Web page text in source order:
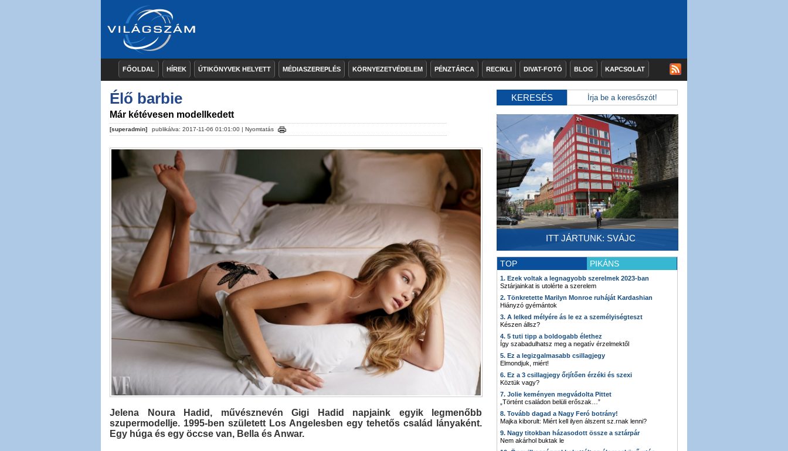
FŐOLDAL HÍREK ÚTIKÖNYVEK HELYETT MÉDIASZEREPLÉS KÖRNYEZETVÉDELEM PÉNZTÁRCA RECIKLI DIVAT-FOTÓ BLOG KAPCSOLAT
Élő barbie
Már kétévesen modellkedett
[superadmin] publikálva: 2017-11-06 01:01:00 | Nyomtatás
Jelena Noura Hadid, művésznevén Gigi Hadid napjaink egyik legmenőbb
szupermodellje. 1995-ben született Los Angelesben egy tehetős család lányaként.
Egy húga és egy öccse van, Bella és Anwar.
KERESÉS
ITT JÁRTUNK: SVÁJC
TOP PIKÁNS
1. Ezek voltak a legnagyobb szerelmek 2023-ban
Sztárjainkat is utolérte a szerelem
2. Tönkretette Marilyn Monroe ruháját Kardashian
Hiányzó gyémántok
3. A lelked mélyére ás le ez a személyiségteszt
Készen állsz?
4. 5 tuti tipp a boldogabb élethez
Így szabadulhatsz meg a negatív érzelmektől
5. Ez a legizgalmasabb csillagjegy
Elmondjuk, miért!
6. Ez a 3 csillagjegy őrjítően érzéki és szexi
Köztük vagy?
7. Jolie keményen megvádolta Pittet
„Történt családon belüli erőszak…”
8. Tovább dagad a Nagy Feró botrány!
Majka kiborult: Miért kell ilyen álszent sz.rnak lenni?
9. Nagy titokban házasodott össze a sztárpár
Nem akárhol buktak le